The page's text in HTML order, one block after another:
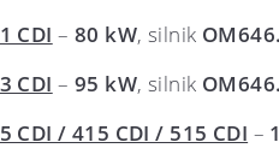
CDI – 80 kW, silnik
CDI – 95 kW, silnik
CDI / 415 CDI / 515 CDI –